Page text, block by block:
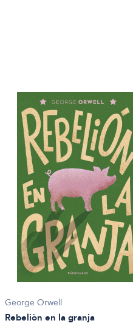
George Orwell
Rebeliòn en la granja